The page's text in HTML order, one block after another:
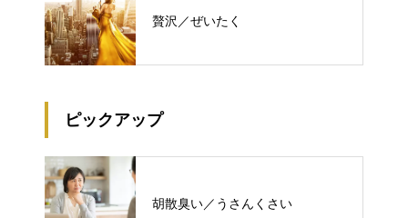
贅沢／ぜいたく
ピックアップ
胡散臭い／うさんくさい